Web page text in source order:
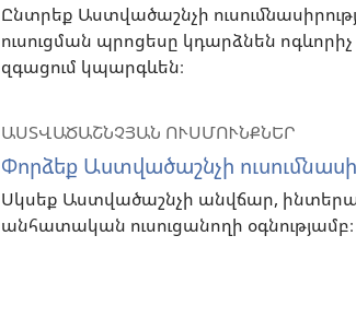
Ընտրեք Աստվածաշնչի
ուսուցման պրոցեսը կդարձնեն
զգացում կպարգևեն։
ԱՍՏՎԱԾԱՇՆՉՅԱՆ ՈՒՍՄՈՒՆՔՆԵՐ
Փորձեք Աստվածաշնչի
Սկսեք Աստվածաշնչի անվճար,
անհատական ուսուցանողի օգնությամբ։